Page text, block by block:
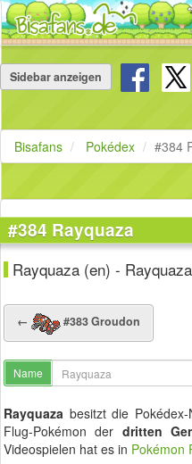
überspringen
Sidebar anzeigen
Bisafans Pokédex #384
#384 Rayquaza
Rayquaza (en) -
← #383 Groudon
Name
Rayquaza besitzt die
Flug-Pokémon der dritten
Videospielen hat es in Pokémon